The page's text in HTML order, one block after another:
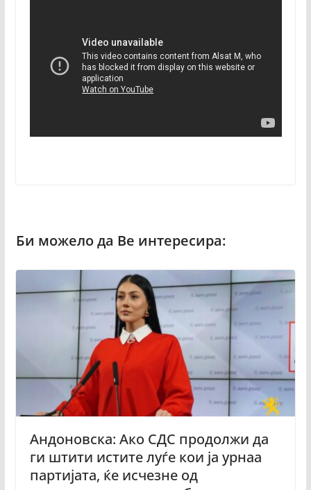
Андоновска: Ако СДС продолжи да
ги штити истите луѓе кои ја урнаа
партијата, ќе исчезне од